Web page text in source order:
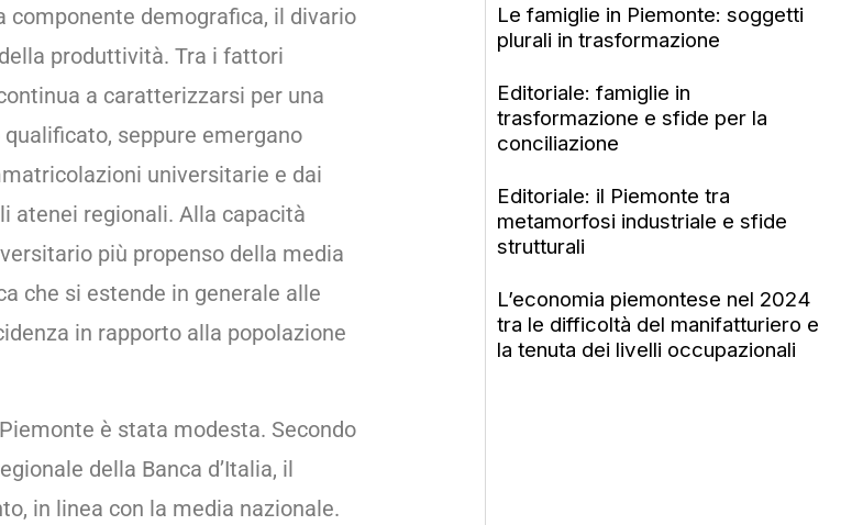
componente demografica, il divario
produttività. Tra i fattori
a caratterizzarsi per una
seppure emergano
universitarie e dai
atenei regionali. Alla capacità
più propenso della media
che si estende in generale alle
in rapporto alla popolazione
è stata modesta. Secondo
della Banca d’Italia, il
in linea con la media nazionale.
Le famiglie in Piemonte: soggetti
plurali in trasformazione
Editoriale: famiglie in
trasformazione e sfide per la
conciliazione
Editoriale: il Piemonte tra
metamorfosi industriale e sfide
strutturali
L’economia piemontese nel 2024
tra le difficoltà del manifatturiero e
la tenuta dei livelli occupazionali